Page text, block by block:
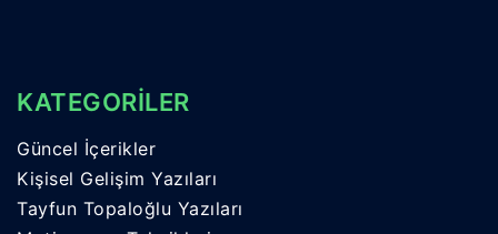
KATEGORİLER
Güncel İçerikler
Kişisel Gelişim Yazıları
Tayfun Topaloğlu Yazıları